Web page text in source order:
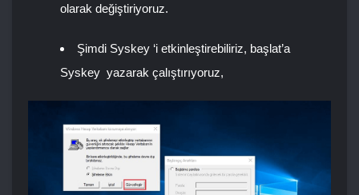
olarak değiştiriyoruz.
Şimdi Syskey ‘i etkinleştirebiliriz, başlat’a
Syskey yazarak çalıştırıyoruz,